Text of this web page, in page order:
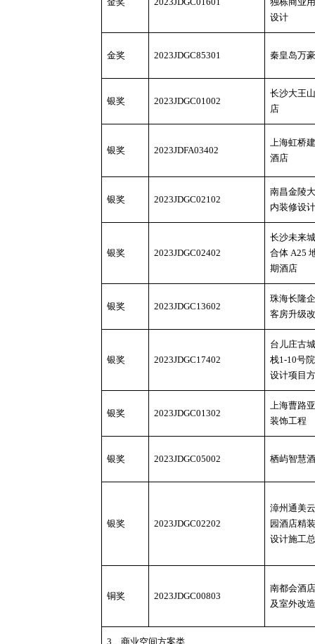
设计
金奖 2023JDGC85301 秦皇岛万
银奖 2023JDGC01002
长沙大王
店
银奖 2023JDFA03402
上海虹桥
酒店
银奖 2023JDGC02102
南昌金陵
内装修设计
银奖 2023JDGC02402
长沙未来
合体 A25
期酒店
银奖 2023JDGC13602
珠海长隆
客房升级
银奖 2023JDGC17402
台儿庄古
栈1-10号
设计项目
银奖 2023JDGC01302
上海曹路
装饰工程
银奖 2023JDGC05002 栖屿智慧
银奖 2023JDGC02202
漳州通美
园酒店精
设计施工
铜奖 2023JDGC00803
南都会酒店
及室外改
3、商业空间方案类